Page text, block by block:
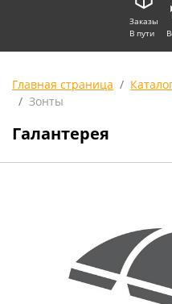
Заказы
В пути
Главная страница
Зонты
Галантерея